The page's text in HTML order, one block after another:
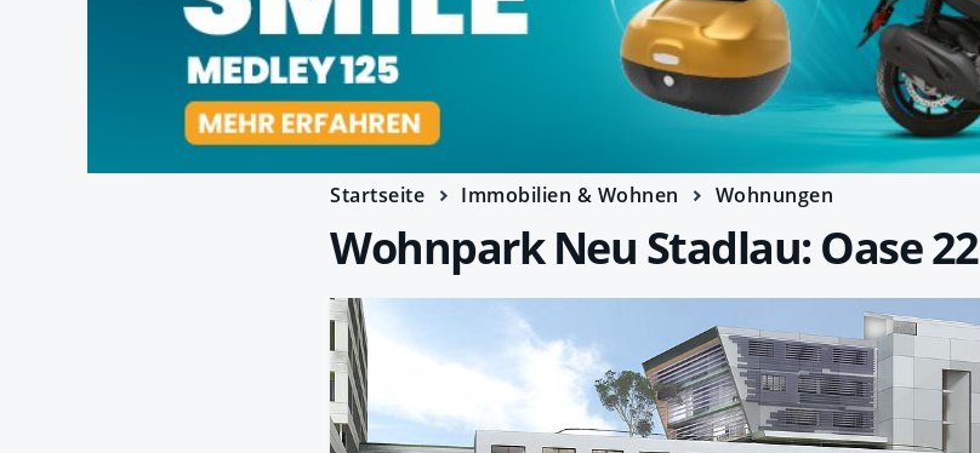
Startseite Immobilien & Wohnen Wohnungen
Wohnpark Neu Stadlau: Oase 22